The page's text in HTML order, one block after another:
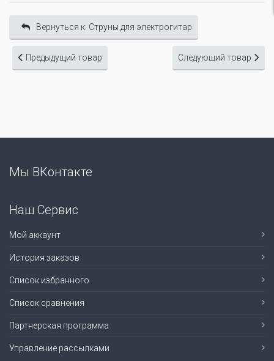
Вернуться к: Cтруны для электрогитар
Предыдущий товар Следующий товар
Мы ВКонтакте
Наш Сервис
Мой аккаунт
История заказов
Список избранного
Список сравнения
Партнерская программа
Управление рассылками